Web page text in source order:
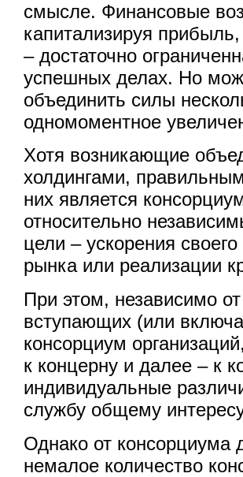
смысле. Финансовые
капитализируя
– достаточно
успешных делах. Но
объединить силы
одномоментное
Хотя возникающие
холдингами,
них является
относительно
цели – ускорения
рынка или реализации
При этом, независимо
вступающих (или
консорциум
к концерну и далее – к
индивидуальные
службу общему
Однако от консорциума
немалое количество